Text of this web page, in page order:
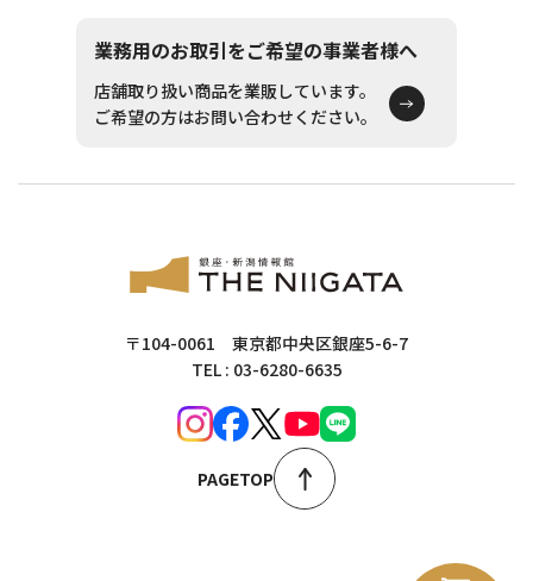
業務用のお取引をご希望の事業者様へ
店舗取り扱い商品を業販しています。
ご希望の方はお問い合わせください。
〒104-0061 東京都中央区銀座5-6-7
TEL : 03-6280-6635
PAGETOP